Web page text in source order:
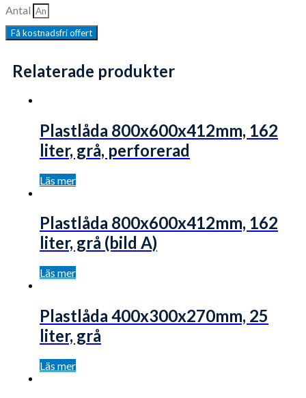
Antal
Få kostnadsfri offert
Relaterade produkter
Plastlåda 800x600x412mm, 162
liter, grå, perforerad
Läs mer
Plastlåda 800x600x412mm, 162
liter, grå (bild A)
Läs mer
Plastlåda 400x300x270mm, 25
liter, grå
Läs mer